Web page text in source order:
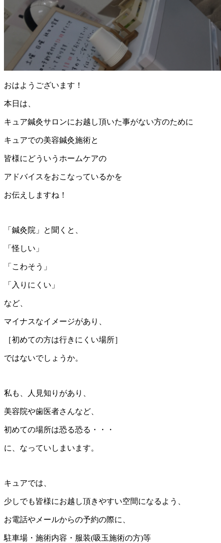
おはようございます！
本日は、
キュア鍼灸サロンにお越し頂いた事がない方のために
キュアでの美容鍼灸施術と
皆様にどういうホームケアの
アドバイスをおこなっているかを
お伝えしますね！
「鍼灸院」と聞くと、
「怪しい」
「こわそう」
「入りにくい」
など、
マイナスなイメージがあり、
［初めての方は行きにくい場所］
ではないでしょうか。
私も、人見知りがあり、
美容院や歯医者さんなど、
初めての場所は恐る恐る・・・
に、なっていしまいます。
キュアでは、
少しでも皆様にお越し頂きやすい空間になるよう、
お電話やメールからの予約の際に、
駐車場・施術内容・服装(吸玉施術の方)等